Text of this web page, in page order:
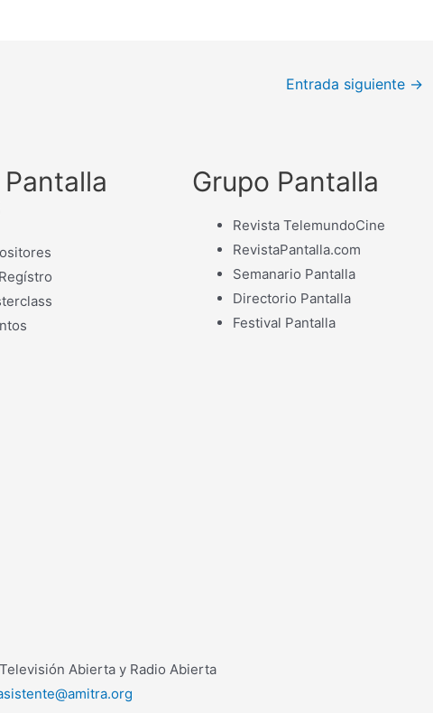
Entrada siguiente →
Grupo Pantalla
Revista TelemundoCine
RevistaPantalla.com
Semanario Pantalla
Directorio Pantalla
Festival Pantalla
Abierta y Radio Abierta